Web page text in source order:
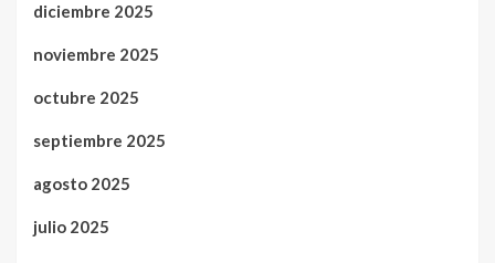
diciembre 2025
noviembre 2025
octubre 2025
septiembre 2025
agosto 2025
julio 2025